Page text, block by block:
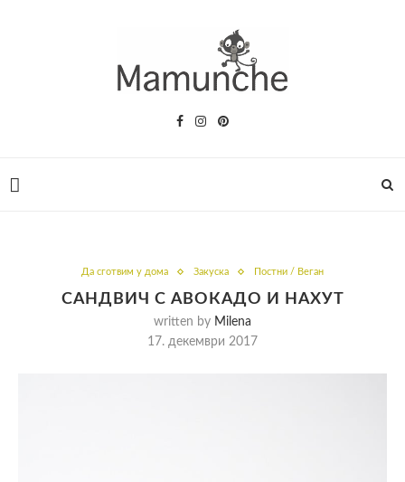
Да сготвим у дома Закуска Постни / Веган
САНДВИЧ С АВОКАДО И НАХУТ
written by Milena
17. декември 2017